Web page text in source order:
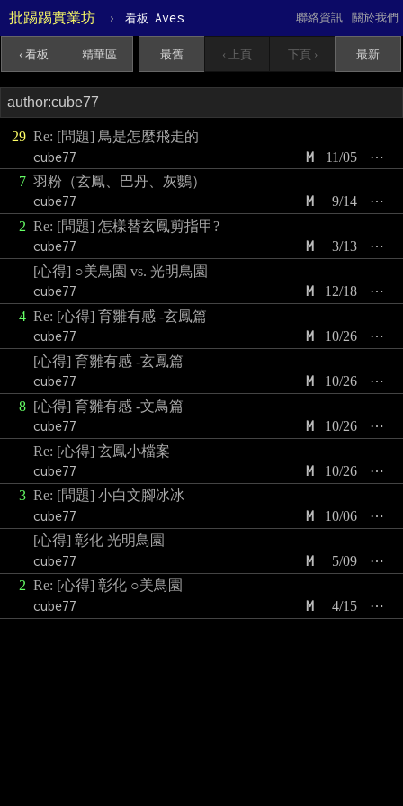
批踢踢實業坊 › 看板 Aves 關於我們
聯絡資訊
‹ 看板 精華區 最舊 ‹ 上頁 下頁 › 最新
29 Re: [問題] 鳥是怎麼飛走的
cube77
⋯
11/05
M
7 羽粉（玄鳳、巴丹、灰鸚）
cube77
⋯
9/14
M
2 Re: [問題] 怎樣替玄鳳剪指甲?
cube77
⋯
3/13
M
[心得] ○美鳥園 vs. 光明鳥園
cube77
⋯
12/18
M
4 Re: [心得] 育雛有感 -玄鳳篇
cube77
⋯
10/26
M
[心得] 育雛有感 -玄鳳篇
cube77
⋯
10/26
M
8 [心得] 育雛有感 -文鳥篇
cube77
⋯
10/26
M
Re: [心得] 玄鳳小檔案
cube77
⋯
10/26
M
3 Re: [問題] 小白文腳冰冰
cube77
⋯
10/06
M
[心得] 彰化 光明鳥園
cube77
⋯
5/09
M
2 Re: [心得] 彰化 ○美鳥園
cube77
⋯
4/15
M